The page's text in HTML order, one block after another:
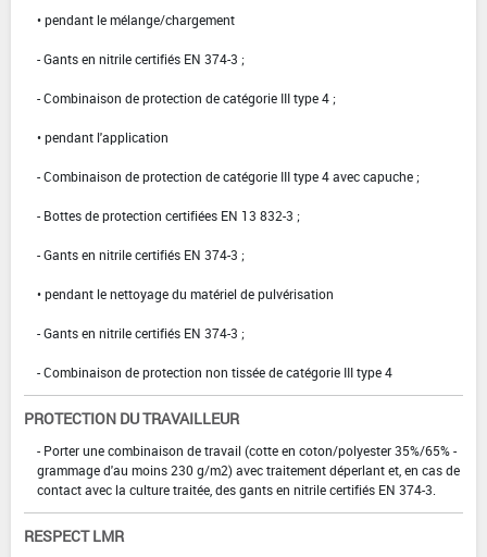
• pendant le mélange/chargement
- Gants en nitrile certifiés EN 374-3 ;
- Combinaison de protection de catégorie III type 4 ;
• pendant l'application
- Combinaison de protection de catégorie III type 4 avec capuche ;
- Bottes de protection certifiées EN 13 832-3 ;
- Gants en nitrile certifiés EN 374-3 ;
• pendant le nettoyage du matériel de pulvérisation
- Gants en nitrile certifiés EN 374-3 ;
- Combinaison de protection non tissée de catégorie III type 4
PROTECTION DU TRAVAILLEUR
- Porter une combinaison de travail (cotte en coton/polyester 35%/65% -
grammage d'au moins 230 g/m2) avec traitement déperlant et, en cas de
contact avec la culture traitée, des gants en nitrile certifiés EN 374-3.
RESPECT LMR